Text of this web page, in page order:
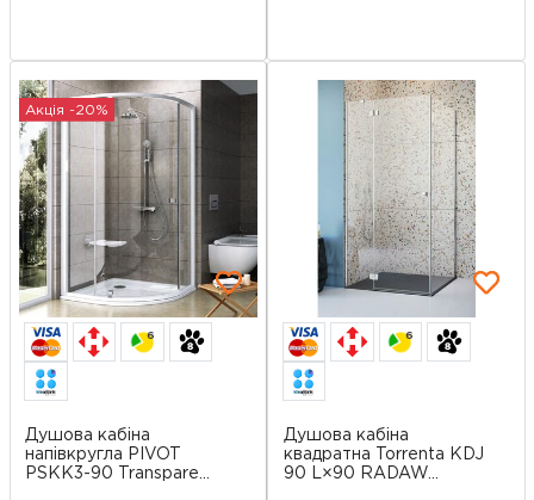
Акція -20%
6
Душова кабіна
напівкругла PIVOT
PSKK3-90 Transpare...
6
Душова кабіна
квадратна Torrenta KDJ
90 L×90 RADAW...